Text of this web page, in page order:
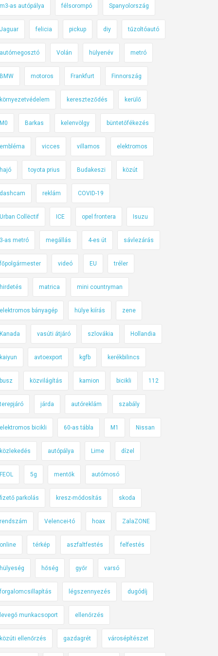
m3-as autópálya félsorompó Spanyolország
Jaguar felicia pickup diy tűzoltóautó
autómegosztó Volán hülyenév metró
BMW motoros Frankfurt Finnország
környezetvédelem kereszteződés kerülő
M0 Barkas kelenvölgy büntetőfékezés
embléma vicces villamos elektromos
hajó toyota prius Budakeszi közút
dashcam reklám COVID-19
Urban Collëctif ICE opel frontera Isuzu
3-as metró megállás 4-es út sávlezárás
főpolgármester videó EU tréler
hirdetés matrica mini countryman
elektromos bányagép hülye kiírás zene
Kanada vasúti átjáró szlovákia Hollandia
kaiyun avtoexport kgfb kerékbilincs
busz közvilágítás kamion bicikli 112
terepjáró járda autóreklám szabály
elektromos bicikli 60-as tábla M1 Nissan
közlekedés autópálya Lime dízel
FEOL 5g mentők autómosó
fizető parkolás kresz-módosítás skoda
rendszám Velencei-tó hoax ZalaZONE
online térkép aszfaltfestés felfestés
hülyeség hőség győr varsó
forgalomcsillapítás légszennyezés dugódíj
levegő munkacsoport ellenőrzés
közúti ellenőrzés gazdagrét városépítészet